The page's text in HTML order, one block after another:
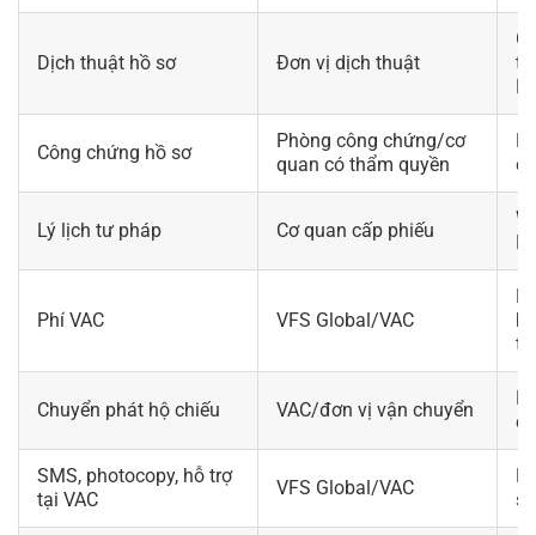
Dịch thuật hồ sơ Đơn vị dịch thuật
Công chứng hồ sơ
Phòng công chứng/cơ
quan có thẩm quyền
Lý lịch tư pháp Cơ quan cấp phiếu
Phí VAC VFS Global/VAC
Chuyển phát hộ chiếu VAC/đơn vị vận chuyển
SMS, photocopy, hỗ trợ
tại VAC
VFS Global/VAC